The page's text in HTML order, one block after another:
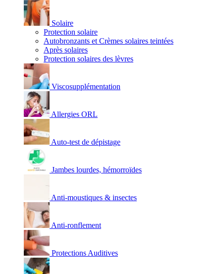
Solaire
Protection solaire
Autobronzants et Crèmes solaires teintées
Après solaires
Protection solaires des lèvres
Viscosupplémentation
Allergies ORL
Auto-test de dépistage
Jambes lourdes, hémorroïdes
Anti-moustiques & insectes
Anti-ronflement
Protections Auditives